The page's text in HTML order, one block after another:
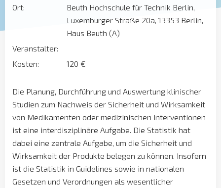
Ort:
Beuth Hochschule für Technik Berlin,
Luxemburger Straße 20a, 13353 Berlin,
Haus Beuth (A)
Veranstalter:
Kosten:
120 €
Die Planung, Durchführung und Auswertung klinischer
Studien zum Nachweis der Sicherheit und Wirksamkeit
von Medikamenten oder medizinischen Interventionen
ist eine interdisziplinäre Aufgabe. Die Statistik hat
dabei eine zentrale Aufgabe, um die Sicherheit und
Wirksamkeit der Produkte belegen zu können. Insofern
ist die Statistik in Guidelines sowie in nationalen
Gesetzen und Verordnungen als wesentlicher